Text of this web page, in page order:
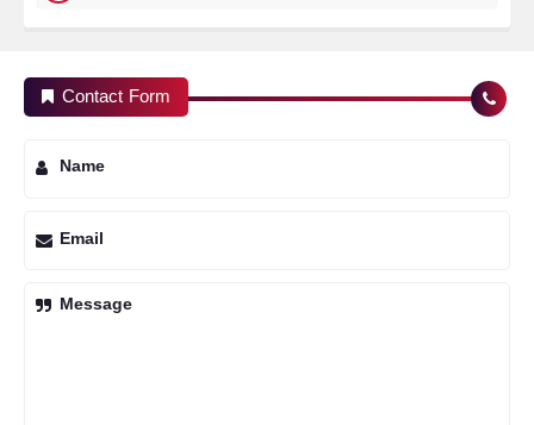
Contact Form
Name
Email
Message